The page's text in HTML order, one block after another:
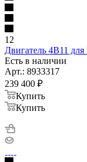
12
Двигатель 4B11
Есть в наличии
Арт.: 8933317
239 400 ₽
Купить
Купить